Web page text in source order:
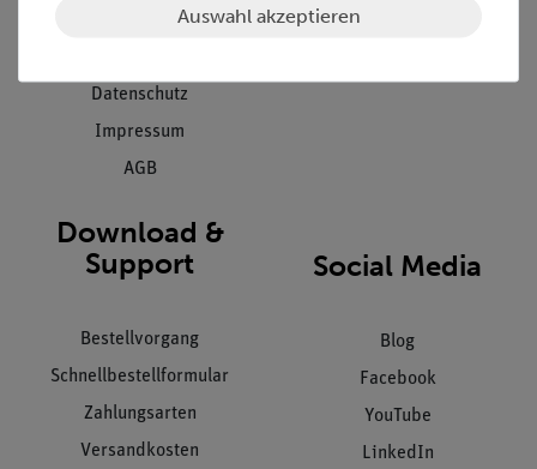
Datenschutz
Impressum
AGB
Inbetriebnahme & Schulungen
Download &
Support
Bestellvorgang
Schnellbestellformular
Zahlungsarten
Versandkosten
Social Media
Blog
Facebook
YouTube
LinkedIn
Auswahl akzeptieren